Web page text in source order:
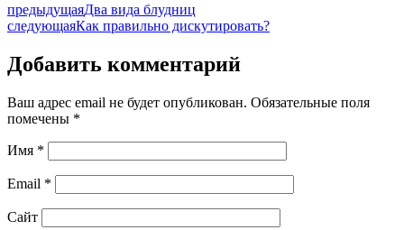
предыдущаяДва вида блудниц
следующаяКак правильно дискутировать?
Добавить комментарий
Ваш адрес email не будет опубликован. Обязательные поля
помечены *
Имя *
Email *
Сайт